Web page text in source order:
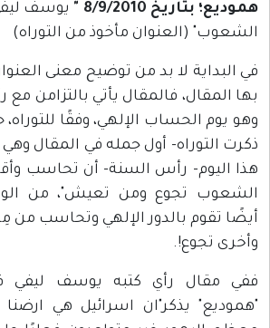
هموديع؛ بتاريخ 8/9/2010 "
يوسف
الشعوب" (العنوان مأخوذ من التوراه)
في البداية لا بد من توضيح معنى
بها المقال، فالمقال يأتي بالتزامن
وهو يوم الحساب الإلهي، وفقًا
ذكرت التوراه- أول جمله في المقال
هذا اليوم- رأس السنة- أن تحاسب
الشعوب تجوع ومن تعيش"، من
أيضًا تقوم بالدور الإلهي وتحاسب
وأخرى تجوع!.
ففي مقال رأي كتبه يوسف
"هموديع" يذكر"ان اسرائيل هي